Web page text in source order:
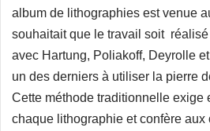
album de lithographies est venue
souhaitait que le travail soit
avec Hartung, Poliakoff, Deyrolle
un des derniers à utiliser la pierre
Cette méthode traditionnelle exige
chaque lithographie et confère